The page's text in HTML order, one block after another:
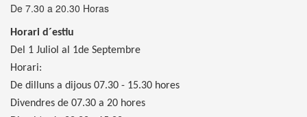
De 7.30 a 20.30 Horas
Horari d´estiu
Del 1 Juliol al 1de Septembre
Horari:
De dilluns a dijous 07.30 - 15.30 hores
Divendres de 07.30 a 20 hores